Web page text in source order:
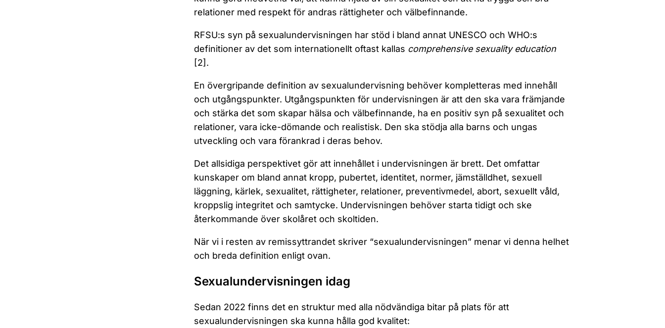
relationer med respekt för andras rättigheter och välbefinnande.
RFSU:s syn på sexualundervisningen har stöd i bland annat UNESCO och WHO:s
definitioner av det som internationellt oftast kallas comprehensive sexuality education
[2].
En övergripande definition av sexualundervisning behöver kompletteras med innehåll
och utgångspunkter. Utgångspunkten för undervisningen är att den ska vara främjande
och stärka det som skapar hälsa och välbefinnande, ha en positiv syn på sexualitet och
relationer, vara icke-dömande och realistisk. Den ska stödja alla barns och ungas
utveckling och vara förankrad i deras behov.
Det allsidiga perspektivet gör att innehållet i undervisningen är brett. Det omfattar
kunskaper om bland annat kropp, pubertet, identitet, normer, jämställdhet, sexuell
läggning, kärlek, sexualitet, rättigheter, relationer, preventivmedel, abort, sexuellt våld,
kroppslig integritet och samtycke. Undervisningen behöver starta tidigt och ske
återkommande över skolåret och skoltiden.
När vi i resten av remissyttrandet skriver “sexualundervisningen” menar vi denna helhet
och breda definition enligt ovan.
Sexualundervisningen idag
Sedan 2022 finns det en struktur med alla nödvändiga bitar på plats för att
sexualundervisningen ska kunna hålla god kvalitet: